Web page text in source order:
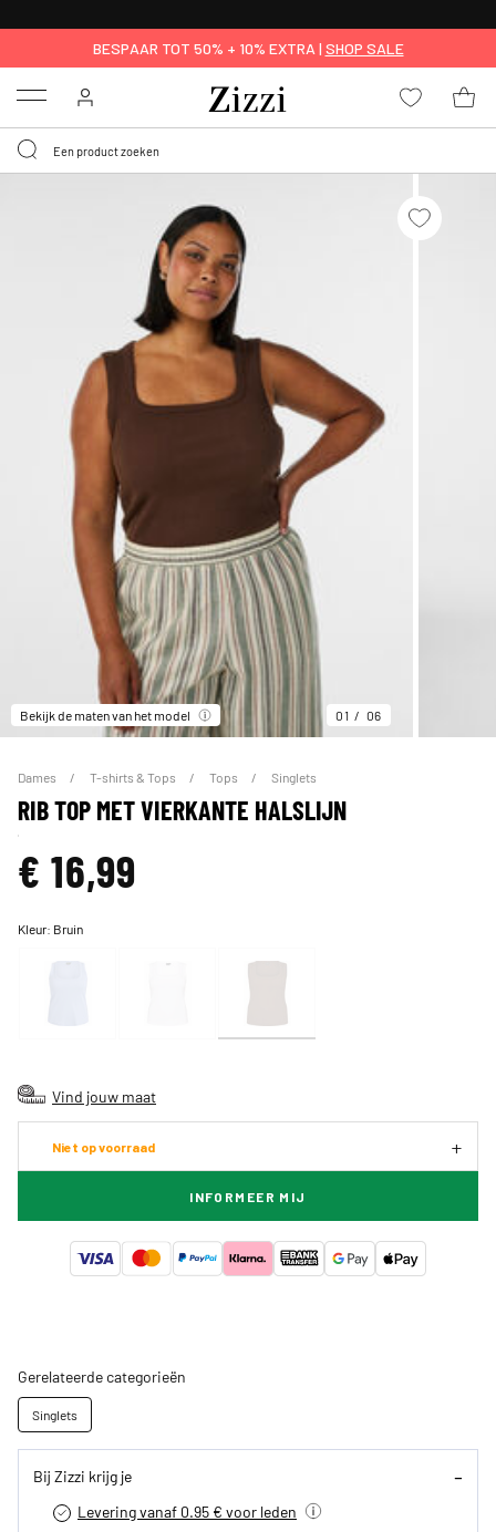
BESPAAR TOT 50% + 10% EXTRA | SHOP SALE
Menu
Bekijk de maten van het model 01 06
Dames T-shirts & Tops Tops Singlets
RIB TOP MET VIERKANTE HALSLIJN
€ 16,99
Kleur: Bruin
Vind jouw maat
Niet op voorraad
INFORMEER MIJ
Gerelateerde categorieën
Singlets
Bij Zizzi krijg je
Levering vanaf 0.95 € voor leden